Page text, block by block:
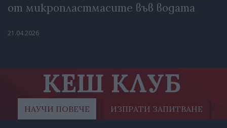
от микропластмасите във водата
21.04.2026
КЕШ КЛУБ
НАУЧИ ПОВЕЧЕ ИЗПРАТИ ЗАПИТВАНЕ